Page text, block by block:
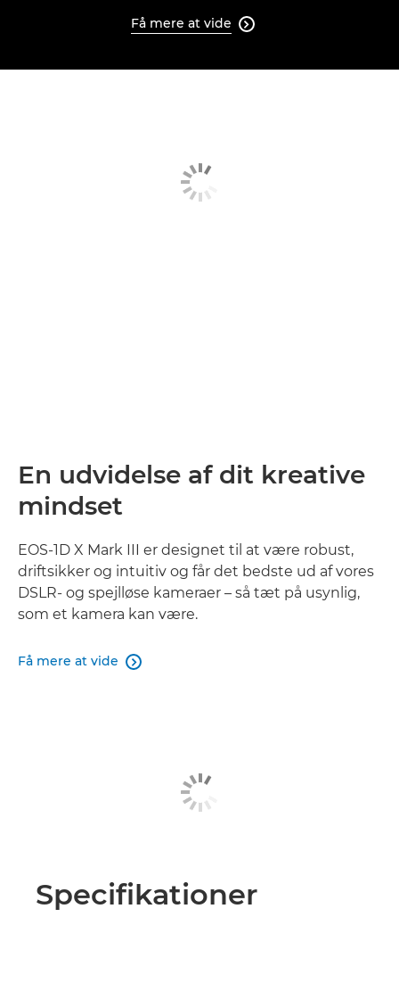
Få mere at vide 
En udvidelse af dit kreative
mindset
EOS-1D X Mark III er designet til at være robust,
driftsikker og intuitiv og får det bedste ud af vores
DSLR- og spejlløse kameraer – så tæt på usynlig,
som et kamera kan være.
Få mere at vide 
Specifikationer